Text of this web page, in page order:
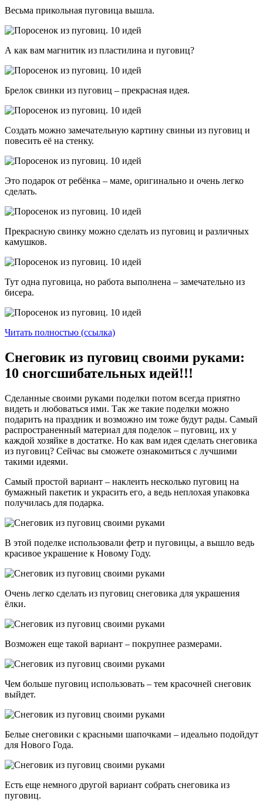
Весьма прикольная пуговица вышла.
А как вам магнитик из пластилина и пуговиц?
Брелок свинки из пуговиц – прекрасная идея.
Создать можно замечательную картину свиньи из пуговиц и
повесить её на стенку.
Это подарок от ребёнка – маме, оригинально и очень легко
сделать.
Прекрасную свинку можно сделать из пуговиц и различных
камушков.
Тут одна пуговица, но работа выполнена – замечательно из
бисера.
Читать полностью (ссылка)
Снеговик из пуговиц своими руками:
10 сногсшибательных идей!!!
Сделанные своими руками поделки потом всегда приятно
видеть и любоваться ими. Так же такие поделки можно
подарить на праздник и возможно им тоже будут рады. Самый
распространенный материал для поделок – пуговиц, их у
каждой хозяйке в достатке. Но как вам идея сделать снеговика
из пуговиц? Сейчас вы сможете ознакомиться с лучшими
такими идеями.
Самый простой вариант – наклеить несколько пуговиц на
бумажный пакетик и украсить его, а ведь неплохая упаковка
получилась для подарка.
В этой поделке использовали фетр и пуговицы, а вышло ведь
красивое украшение к Новому Году.
Очень легко сделать из пуговиц снеговика для украшения
ёлки.
Возможен еще такой вариант – покрупнее размерами.
Чем больше пуговиц использовать – тем красочней снеговик
выйдет.
Белые снеговики с красными шапочками – идеально подойдут
для Нового Года.
Есть еще немного другой вариант собрать снеговика из
пуговиц.